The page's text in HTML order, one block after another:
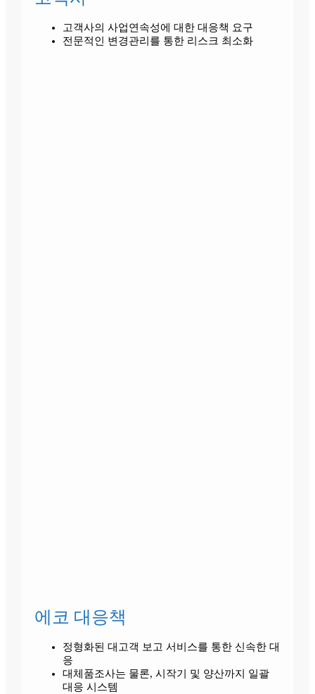
고객사의 사업연속성에 대한 대응책 요구
전문적인 변경관리를 통한 리스크 최소화
에코 대응책
정형화된 대고객 보고 서비스를 통한 신속한 대
응
대체품조사는 물론, 시작기 및 양산까지 일괄
대응 시스템